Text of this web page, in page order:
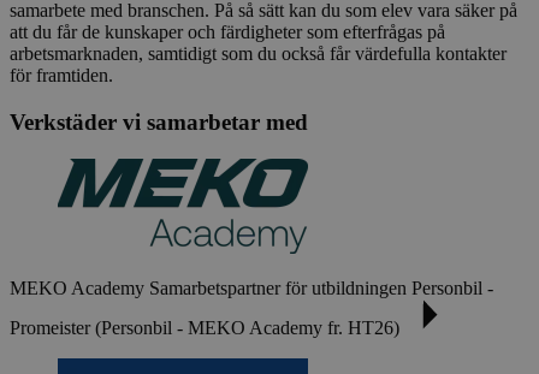
samarbete med branschen. På så sätt kan du som elev vara säker på
att du får de kunskaper och färdigheter som efterfrågas på
arbetsmarknaden, samtidigt som du också får värdefulla kontakter
för framtiden.
Verkstäder vi samarbetar med
MEKO Academy Samarbetspartner för utbildningen Personbil -
Promeister (Personbil - MEKO Academy fr. HT26)